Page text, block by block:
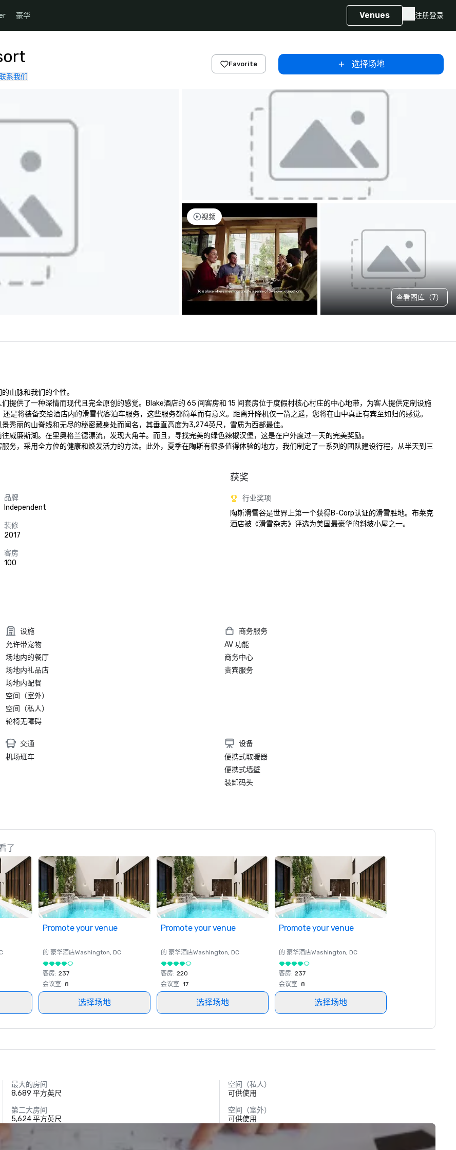
豪华 Venues 注册登录
系我们
Favorite 选择场地
视频
查看图库（7）
山脉和我们的个性。
提供了一种深情而现代且完全原创的感觉。Blake酒店的 65 间客房和 15 间套房位于度假村核心村庄的中心地带，为客人提供定制设施
是将装备交给酒店内的滑雪代客泊车服务，这些服务都简单而有意义。距离升降机仅一箭之遥，您将在山中真正有宾至如归的感觉。
秀丽的山脊线和无尽的秘密藏身处而闻名，其垂直高度为3,274英尺，雪质为西部最佳。
威廉斯湖。在里奥格兰德漂流，发现大角羊。而且，寻找完美的绿色辣椒汉堡，这是在户外度过一天的完美奖励。
务，采用全方位的健康和焕发活力的方法。此外，夏季在陶斯有很多值得体验的地方，我们制定了一系列的团队建设行程，从半天到三
品牌
Independent
装修
2017
客房
100
获奖
行业奖项
陶斯滑雪谷是世界上第一个获得B-Corp认证的滑雪胜地。布莱克
酒店被《滑雪杂志》评选为美国最豪华的斜坡小屋之一。
设施
允许带宠物
场地内的餐厅
场地内礼品店
场地内配餐
空间（室外）
空间（私人）
轮椅无障碍
商务服务
AV 功能
商务中心
贵宾服务
交通
机场班车
设备
便携式取暖器
便携式墙壁
装卸码头
了
Promote your venue
的 豪华酒店Washington, DC
客房: 237
会议室: 8
选择场地
Promote your venue
的 豪华酒店Washington, DC
客房: 220
会议室: 17
选择场地
Promote your venue
的 豪华酒店Washington, DC
客房: 237
会议室: 8
选择场地
最大的房间
8,689 平方英尺
空间（私人）
可供使用
第二大房间
5,624 平方英尺
空间（室外）
可供使用